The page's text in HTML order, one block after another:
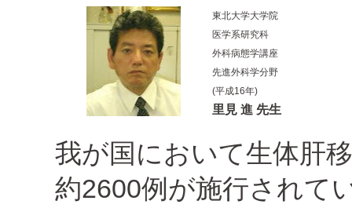
東北大学大学院
医学系研究科
外科病態学講座
先進外科学分野
(平成16年)
里見 進 先生
我が国において生体肝
約2600例が施行されて